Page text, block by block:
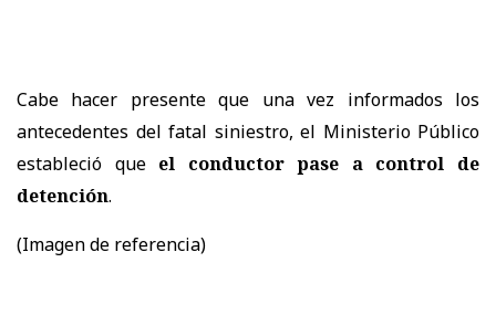
Cabe hacer presente que una vez informados los
antecedentes del fatal siniestro, el Ministerio Público
estableció que el conductor pase a control de
detención.
(Imagen de referencia)